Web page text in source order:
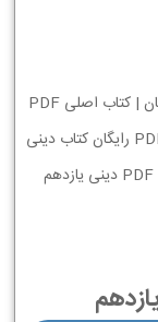
دانلود کتاب دینی یازدهم انسانی 1404-1405 دبیرستان | کتاب اصلی PDF
دینی یازدهم انسانی 1404-1405 | دبیرستان دانلود PDF رایگان کتاب دینی
پایه یازدهم دانلود PDF کتاب دینی | کتاب اصلی PDF دینی یازدهم